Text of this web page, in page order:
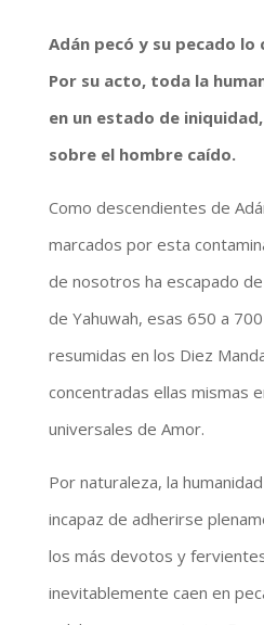
Adán pecó y su pecado
Por su acto, toda la
en un estado de
sobre el hombre caído.
Como descendientes de
marcados por esta
de nosotros ha escapado
de Yahuwah, esas 650 a
resumidas en los Diez
concentradas ellas mismas
universales de Amor.
Por naturaleza, la
incapaz de adherirse
los más devotos y
inevitablemente caen en